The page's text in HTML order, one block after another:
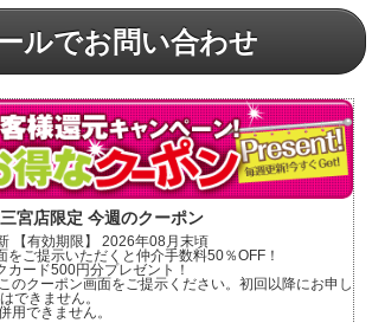
ルでお問い合わせ
宮店限定 今週のクーポン
【有効期限】 2026年08月末頃
をご提示いただくと仲介手数料50％OFF！
カード500円分プレゼント！
のクーポン画面をご提示ください。初回以降にお申し
できません。
用できません。